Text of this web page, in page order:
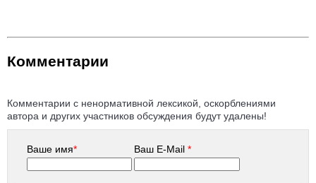
Комментарии
Комментарии с ненормативной лексикой, оскорблениями
автора и других участников обсуждения будут удалены!
Ваше имя* Ваш E-Mail*